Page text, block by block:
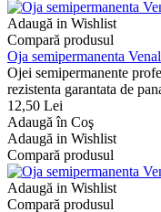
Adaugă in Wishlist
Compară produsul
Oja semipermanenta
Ojei semipermanente
rezistenta garantata de
12,50 Lei
Adaugă în Coş
Adaugă in Wishlist
Compară produsul
Adaugă in Wishlist
Compară produsul